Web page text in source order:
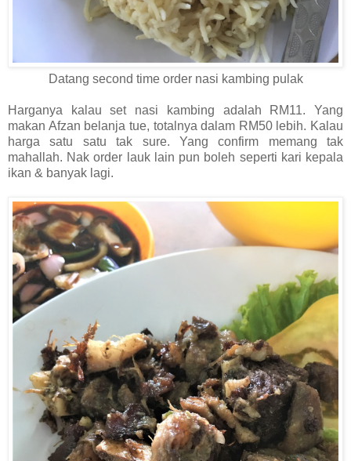
Datang second time order nasi kambing pulak
Harganya kalau set nasi kambing adalah RM11. Yang
makan Afzan belanja tue, totalnya dalam RM50 lebih. Kalau
harga satu satu tak sure. Yang confirm memang tak
mahallah. Nak order lauk lain pun boleh seperti kari kepala
ikan & banyak lagi.